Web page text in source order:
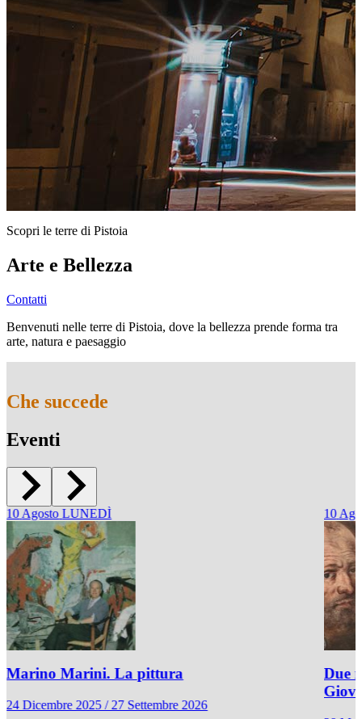
Scopri le terre di Pistoia
Arte e Bellezza
Contatti
Benvenuti nelle terre di Pistoia, dove la bellezza prende forma tra
arte, natura e paesaggio
Che succede
Eventi
10Agosto LUNEDÌ
Marino Marini. La pittura
24 Dicembre 2025 / 27 Settembre 2026
10
Due